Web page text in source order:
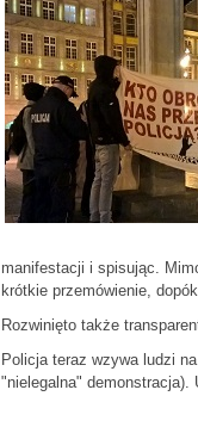
manifestacji i spisując.
krótkie przemówienie,
Rozwinięto także
Policja teraz wzywa ludzi
"nielegalna"